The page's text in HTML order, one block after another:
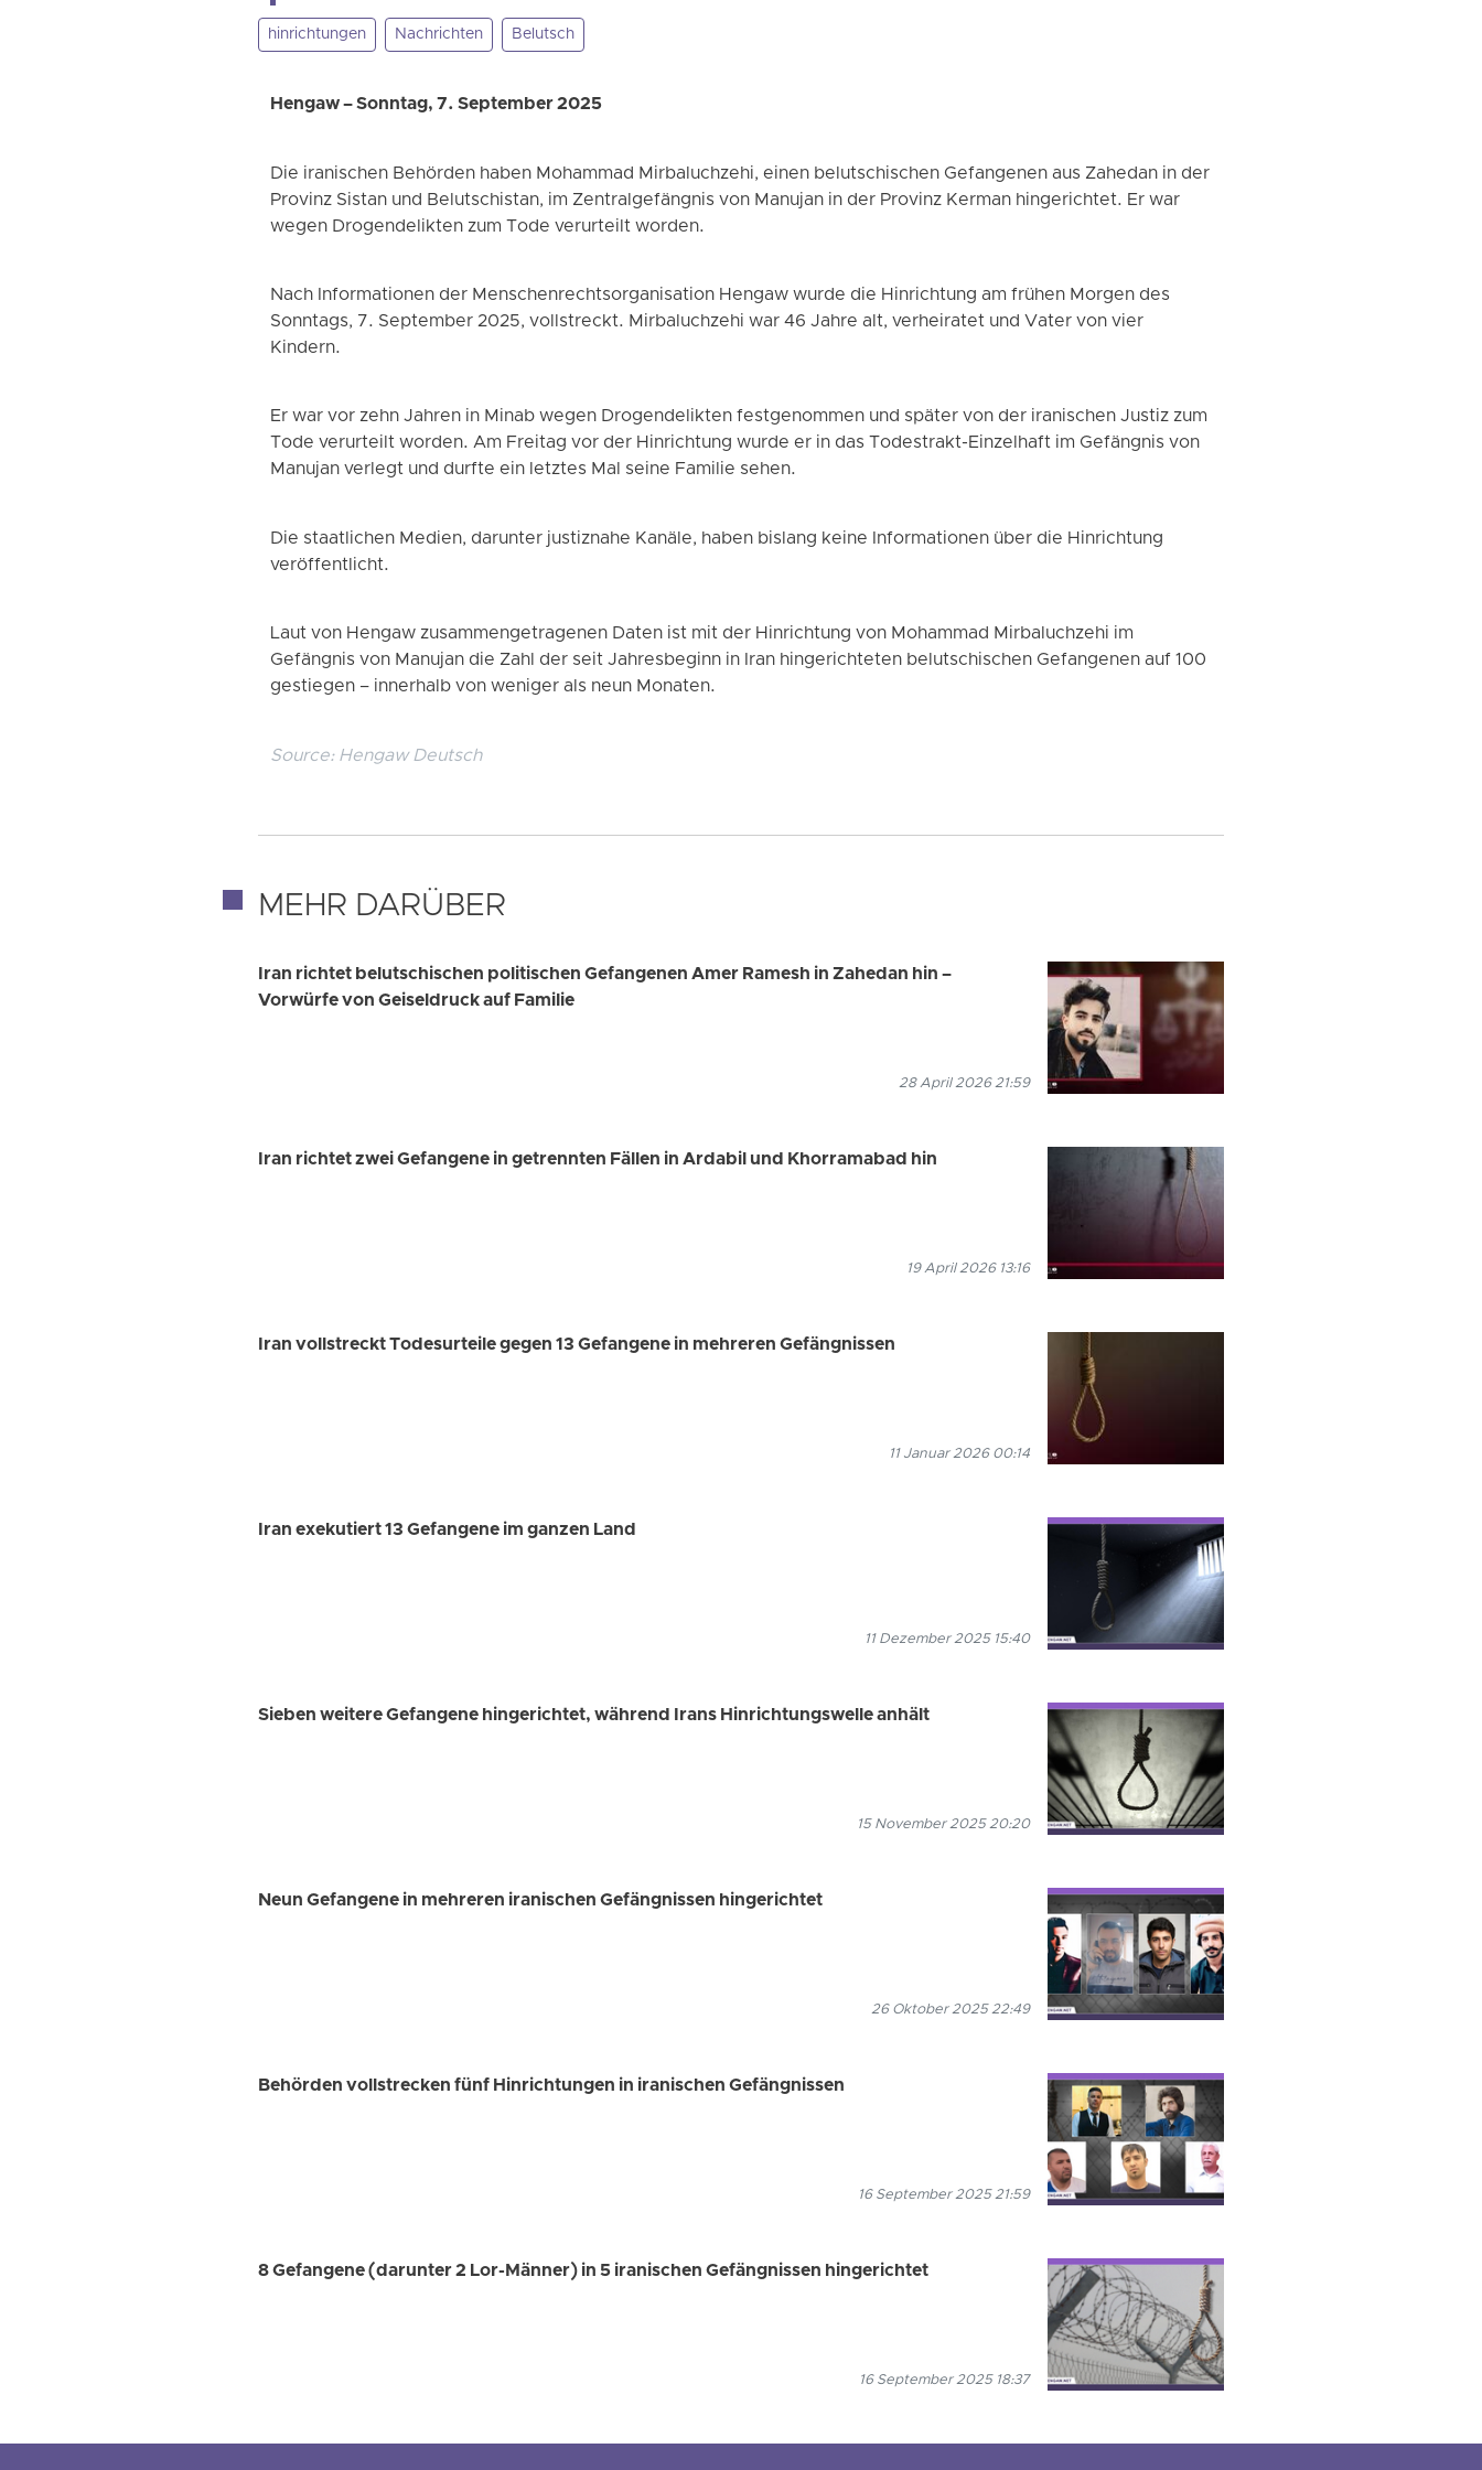
hinrichtungen Nachrichten Belutsch
Hengaw – Sonntag, 7. September 2025
Die iranischen Behörden haben Mohammad Mirbaluchzehi, einen belutschischen Gefangenen aus Zahedan in der
Provinz Sistan und Belutschistan, im Zentralgefängnis von Manujan in der Provinz Kerman hingerichtet. Er war
wegen Drogendelikten zum Tode verurteilt worden.
Nach Informationen der Menschenrechtsorganisation Hengaw wurde die Hinrichtung am frühen Morgen des
Sonntags, 7. September 2025, vollstreckt. Mirbaluchzehi war 46 Jahre alt, verheiratet und Vater von vier
Kindern.
Er war vor zehn Jahren in Minab wegen Drogendelikten festgenommen und später von der iranischen Justiz zum
Tode verurteilt worden. Am Freitag vor der Hinrichtung wurde er in das Todestrakt-Einzelhaft im Gefängnis von
Manujan verlegt und durfte ein letztes Mal seine Familie sehen.
Die staatlichen Medien, darunter justiznahe Kanäle, haben bislang keine Informationen über die Hinrichtung
veröffentlicht.
Laut von Hengaw zusammengetragenen Daten ist mit der Hinrichtung von Mohammad Mirbaluchzehi im
Gefängnis von Manujan die Zahl der seit Jahresbeginn in Iran hingerichteten belutschischen Gefangenen auf 100
gestiegen – innerhalb von weniger als neun Monaten.
Source: Hengaw Deutsch
MEHR DARÜBER
Iran richtet belutschischen politischen Gefangenen Amer Ramesh in Zahedan hin –
Vorwürfe von Geiseldruck auf Familie
28 April 2026 21:59
Iran richtet zwei Gefangene in getrennten Fällen in Ardabil und Khorramabad hin
19 April 2026 13:16
Iran vollstreckt Todesurteile gegen 13 Gefangene in mehreren Gefängnissen
11 Januar 2026 00:14
Iran exekutiert 13 Gefangene im ganzen Land
11 Dezember 2025 15:40
Sieben weitere Gefangene hingerichtet, während Irans Hinrichtungswelle anhält
15 November 2025 20:20
Neun Gefangene in mehreren iranischen Gefängnissen hingerichtet
26 Oktober 2025 22:49
Behörden vollstrecken fünf Hinrichtungen in iranischen Gefängnissen
16 September 2025 21:59
8 Gefangene (darunter 2 Lor-Männer) in 5 iranischen Gefängnissen hingerichtet
16 September 2025 18:37